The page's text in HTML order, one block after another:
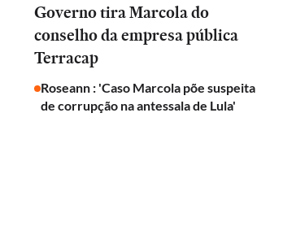
Governo tira Marcola do
conselho da empresa pública
Terracap
Roseann : 'Caso Marcola põe suspeita
de corrupção na antessala de Lula'